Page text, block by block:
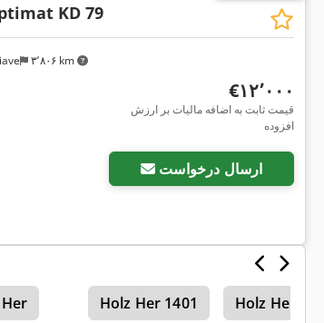
۳٬۸۰۶ km
KD 79
‎€۱۲٬۰۰۰
قیمت ثابت به اضافه مالیات بر ارزش
افزوده
ارسال درخواست
Holz Her 1401 Holz Her 1402